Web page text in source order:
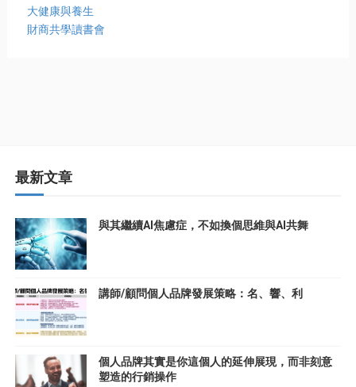
大健康與養生
財商共學讀書會
最新文章
與其繼續AI焦慮症，不如換個思維與AI共舞
講師/顧問個人品牌發展策略：名、響、利
個人品牌其實是你這個人的延伸展現，而非刻意
塑造的行銷操作